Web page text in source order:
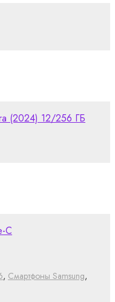
, Смартфоны Samsung,
(2024) 12/256 ГБ
C